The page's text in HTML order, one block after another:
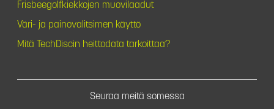
Frisbeegolfkiekkojen muovilaadut
Väri- ja painovalitsimen käyttö
Mitä TechDiscin heittodata tarkoittaa?
Seuraa meitä somessa